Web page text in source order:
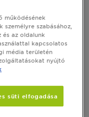
működésének
szabásához,
és az oldalunk
kapcsolatos
média területén
nyújtó
süti elfogadása